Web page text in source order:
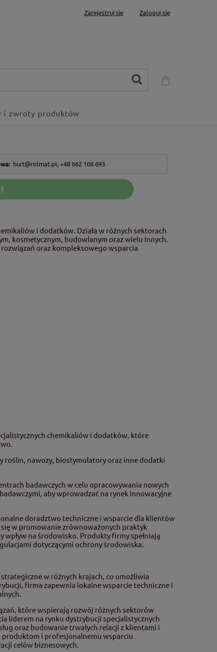
Zarejestruj się Zaloguj się
i zwroty produktów
hurt@rolmat.pl,+48 662 108 693
i dodatków. Działa w różnych sektorach
kosmetycznym, budowlanym oraz wielu innych.
oraz kompleksowego wsparcia
chemikaliów i dodatków, które
nawozy, biostymulatory oraz inne dodatki
badawczych w celu opracowywania nowych
aby wprowadzać na rynek innowacyjne
doradztwo techniczne i wsparcie dla klientów
w promowanie zrównoważonych praktyk
na środowisko. Produkty firmy spełniają
dotyczącymi ochrony środowiska.
w różnych krajach, co umożliwia
firma zapewnia lokalne wsparcie techniczne i
które wspierają rozwój różnych sektorów
liderem na rynku dystrybucji specjalistycznych
oraz budowanie trwałych relacji z klientami i
i profesjonalnemu wsparciu
celów biznesowych.